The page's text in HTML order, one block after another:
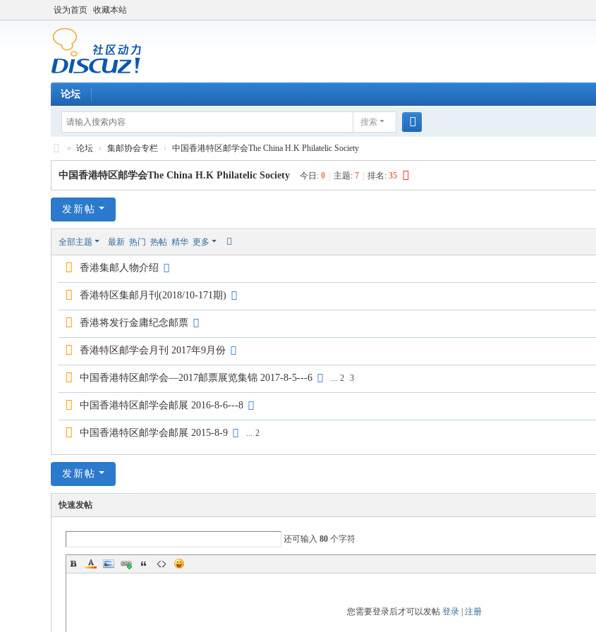
设为首页 收藏本站
论坛
搜索
索
中
外
邮
» 论坛 › 集邮协会专栏 › 中国香港特区邮学会The China H.K Philatelic Society
中国香港特区邮学会The China H.K Philatelic Society 今日: 0 主题: 7 排名: 35
发新帖
全部主题 最新 热门 热帖 精华 更多
香港集邮人物介绍
香港特区集邮月刊(2018/10-171期)
香港将发行金庸纪念邮票
香港特区邮学会月刊 2017年9月份
中国香港特区邮学会—2017邮票展览集锦 2017-8-5---6 ... 2 3
中国香港特区邮学会邮展 2016-8-6---8
中国香港特区邮学会邮展 2015-8-9 ... 2
发新帖
快速发帖
还可输入 80 个字符
您需要登录后才可以发帖 登录| 注册